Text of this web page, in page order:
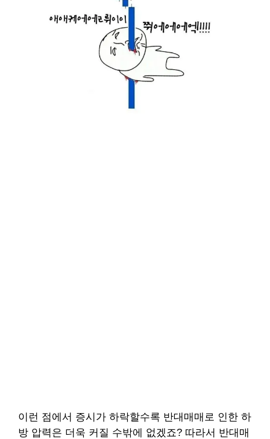
이런 점에서 증시가 하락할수록 반대매매로 인한 하
방 압력은 더욱 커질 수밖에 없겠죠? 따라서 반대매